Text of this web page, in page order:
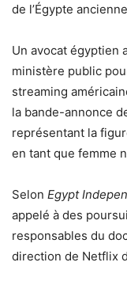
de l’Égypte
Un avocat égyptien
ministère public
streaming
la bande-annonce
représentant la
en tant que femme
Selon Egypt
appelé à des
responsables du
direction de Netflix